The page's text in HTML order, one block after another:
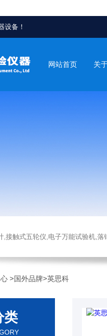
设备！
网站首页 关
式五轮仪,电子万能试验机,落锤冲击试验机,数显
>国外品牌>英思科
类